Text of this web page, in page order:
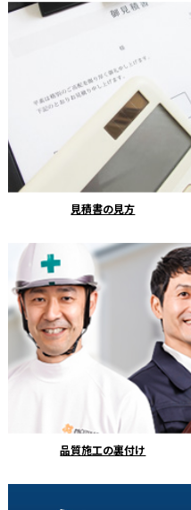
見積書の見方
品質施工の裏付け